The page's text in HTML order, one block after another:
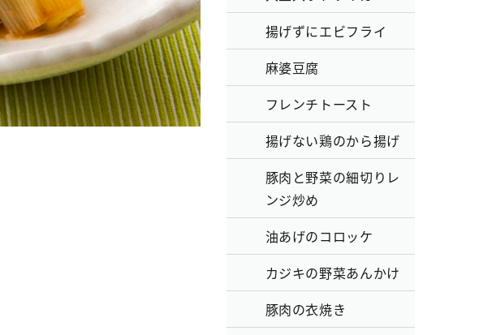
揚げずにエビフライ
麻婆豆腐
フレンチトースト
揚げない鶏のから揚げ
豚肉と野菜の細切りレ
ンジ炒め
油あげのコロッケ
カジキの野菜あんかけ
豚肉の衣焼き